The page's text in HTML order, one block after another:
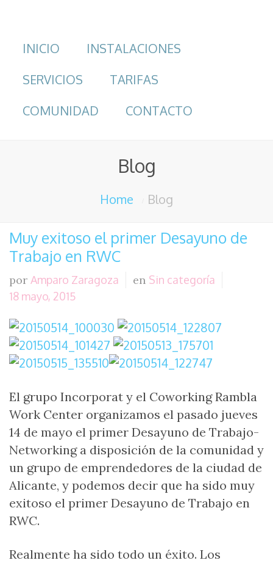
INICIO
INSTALACIONES
SERVICIOS
TARIFAS
COMUNIDAD
CONTACTO
Blog
Home Blog
Muy exitoso el primer Desayuno de
Trabajo en RWC
por Amparo Zaragoza en Sin categoría
18 mayo, 2015
El grupo Incorporat y el Coworking Rambla
Work Center organizamos el pasado jueves
14 de mayo el primer Desayuno de Trabajo-
Networking a disposición de la comunidad y
un grupo de emprendedores de la ciudad de
Alicante, y podemos decir que ha sido muy
exitoso el primer Desayuno de Trabajo en
RWC.
Realmente ha sido todo un éxito. Los